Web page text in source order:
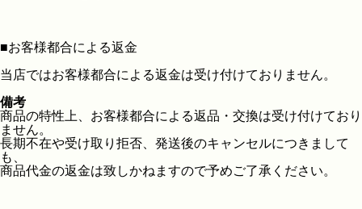
■お客様都合による返金
当店ではお客様都合による返金は受け付けておりません。
備考
商品の特性上、お客様都合による返品・交換は受け付けており
ません。
長期不在や受け取り拒否、発送後のキャンセルにつきまして
も、
商品代金の返金は致しかねますので予めご了承ください。